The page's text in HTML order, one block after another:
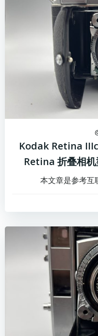
Kodak Retina
Retina 折叠相机
本文章是参考